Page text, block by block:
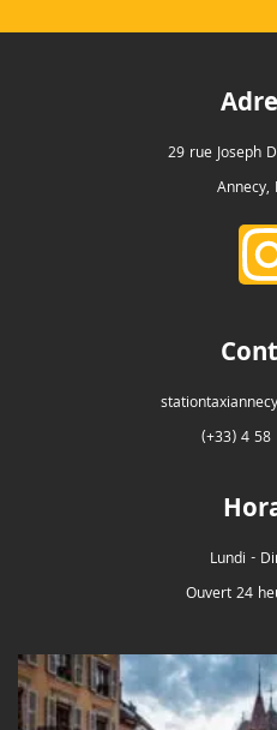
29 rue Joseph
Annecy,
(+33) 4
Lundi -
Ouvert 24